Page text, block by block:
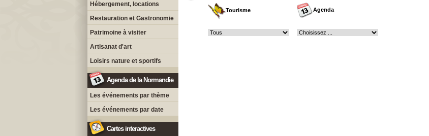
Hébergement, locations
Restauration et Gastronomie
Patrimoine à visiter
Artisanat d'art
Loisirs nature et sportifs
Agenda de la Normandie
Les événements par thème
Les événements par date
Cartes interactives
Tourisme Agenda